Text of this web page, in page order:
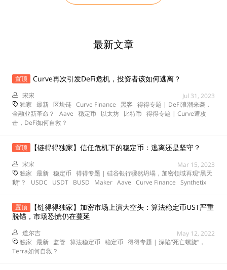
最新文章
置顶 Curve再次引发DeFi危机，投资者该如何逃离？
宋宋
Jul 31, 2023
独家 最新 区块链 Curve Finance 黑客 得得专题 | DeFi浪潮来袭，
金融业新革命？
Aave 稳定币 以太坊 比特币 得得专题 | Curve遭攻
击，DeFi如何自救？
置顶 【链得得独家】信任危机下的稳定币：逃离还是坚守？
宋宋
Mar 15, 2023
独家 最新 稳定币 得得专题 | 硅谷银行骤然坍塌，加密领域再现“黑天
鹅”？
USDC USDT BUSD Maker Aave Curve Finance Synthetix
置顶
【链得得独家】加密市场上演大空头：算法稳定币UST严重
脱锚，市场恐慌仍在蔓延
道尔吉
May 12, 2022
独家 最新 监管 算法稳定币 稳定币 得得专题 | 深陷“死亡螺旋”，
Terra如何自救？